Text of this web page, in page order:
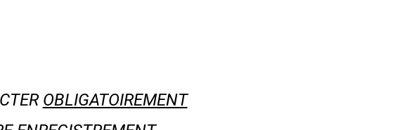
OBLIGATOIREMENT